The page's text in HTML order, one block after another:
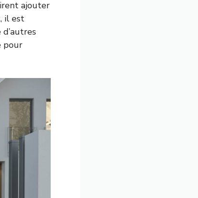
ajouter
il est
pour